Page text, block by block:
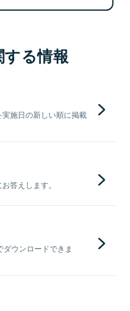
る情報
施日の新しい順に掲載
答えします。
ウンロードできま